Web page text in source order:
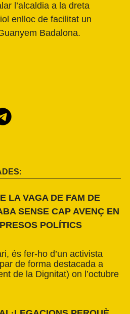
l’alcaldia a la dreta
enlloc de facilitat un
Badalona.
LA VAGA DE FAM DE
SENSE CAP AVENÇ EN
POLÍTICS
és fer-ho d’un activista
de forma destacada a
de la Dignitat) on l’octubre